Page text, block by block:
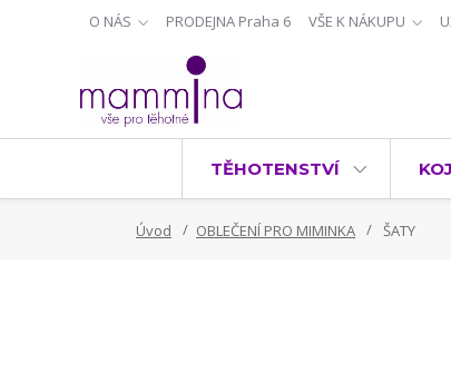
O NÁS PRODEJNA Praha 6 VŠE K NÁKUPU
TĚHOTENSTVÍ
Úvod OBLEČENÍ PRO MIMINKA ŠATY